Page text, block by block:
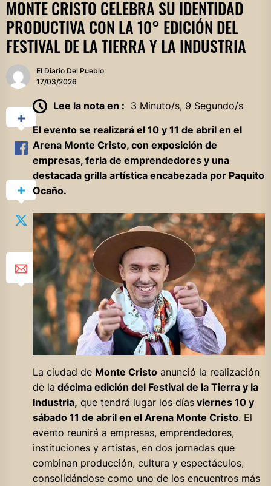
MONTE CRISTO CELEBRA SU IDENTIDAD
PRODUCTIVA CON LA 10° EDICIÓN DEL
FESTIVAL DE LA TIERRA Y LA INDUSTRIA
El Diario Del Pueblo
17/03/2026
Lee la nota en : 3 Minuto/s, 9 Segundo/s
El evento se realizará el 10 y 11 de abril en el
Arena Monte Cristo, con exposición de
empresas, feria de emprendedores y una
destacada grilla artística encabezada por Paquito
Ocaño.
La ciudad de Monte Cristoanunció la realización
de la décima edición del Festival de la Tierra y la
Industria, que tendrá lugar los díasviernes 10 y
sábado 11 de abril en el Arena Monte Cristo. El
evento reunirá a empresas, emprendedores,
instituciones y artistas, en dos jornadas que
combinan producción, cultura y espectáculos,
consolidándose como uno de los encuentros más